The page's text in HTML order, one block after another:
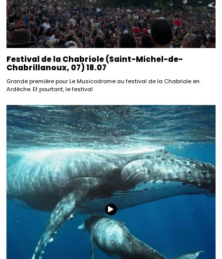
Festival de la Chabriole (Saint-Michel-de-
Chabrillanoux, 07) 18.07
Grande première pour Le Musicodrome au festival de la Chabriole en
Ardèche. Et pourtant, le festival